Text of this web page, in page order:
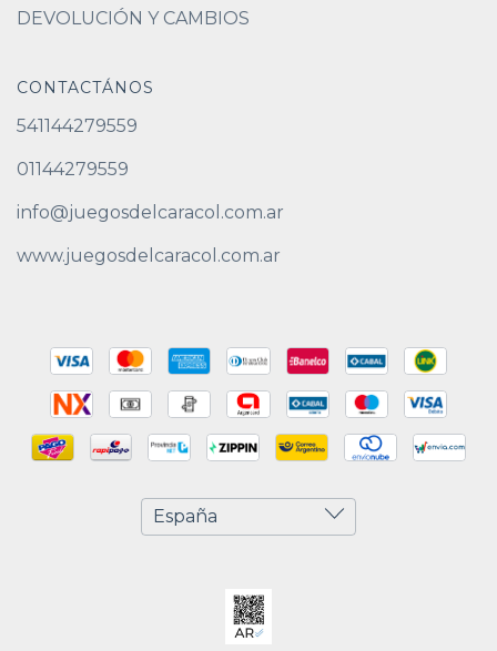
DEVOLUCIÓN Y CAMBIOS
CONTACTÁNOS
541144279559
01144279559
info@juegosdelcaracol.com.ar
www.juegosdelcaracol.com.ar